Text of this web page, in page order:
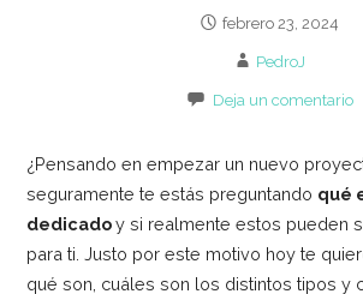
febrero 23, 2024
PedroJ
Deja un comentario
¿Pensando en empezar un nuevo
seguramente te estás preguntando qué
dedicadoy si realmente estos pueden
para ti. Justo por este motivo hoy te
qué son, cuáles son los distintos tipos y